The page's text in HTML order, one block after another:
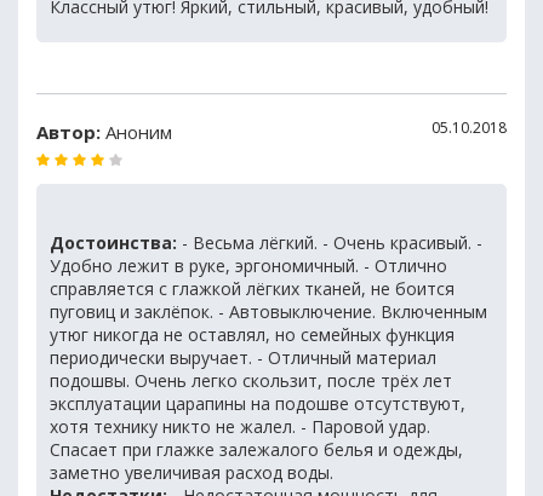
Классный утюг! Яркий, стильный, красивый, удобный!
Автор: Аноним 05.10.2018
Достоинства: - Весьма лёгкий. - Очень красивый. -
Удобно лежит в руке, эргономичный. - Отлично
справляется с глажкой лёгких тканей, не боится
пуговиц и заклёпок. - Автовыключение. Включенным
утюг никогда не оставлял, но семейных функция
периодически выручает. - Отличный материал
подошвы. Очень легко скользит, после трёх лет
эксплуатации царапины на подошве отсутствуют,
хотя технику никто не жалел. - Паровой удар.
Спасает при глажке залежалого белья и одежды,
заметно увеличивая расход воды.